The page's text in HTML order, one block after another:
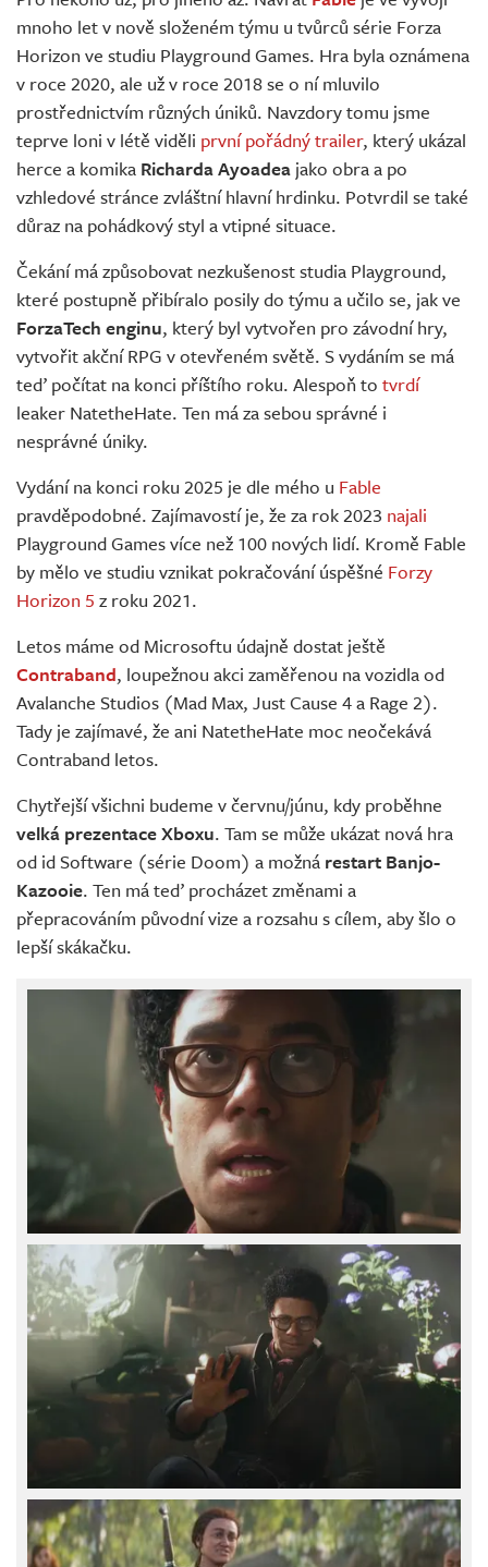
Živě
mnoho let v nově složeném týmu u tvůrců série Forza
Horizon ve studiu Playground Games. Hra byla oznámena
v roce 2020, ale už v roce 2018 se o ní mluvilo
prostřednictvím různých úniků. Navzdory tomu jsme
teprve loni v létě viděli první pořádný trailer, který ukázal
herce a komika Richarda Ayoadea jako obra a po
vzhledové stránce zvláštní hlavní hrdinku. Potvrdil se také
důraz na pohádkový styl a vtipné situace.
Čekání má způsobovat nezkušenost studia Playground,
které postupně přibíralo posily do týmu a učilo se, jak ve
ForzaTech enginu, který byl vytvořen pro závodní hry,
vytvořit akční RPG v otevřeném světě. S vydáním se má
teď počítat na konci příštího roku. Alespoň to tvrdí
leaker NatetheHate. Ten má za sebou správné i
nesprávné úniky.
Vydání na konci roku 2025 je dle mého u Fable
pravděpodobné. Zajímavostí je, že za rok 2023 najali
Playground Games více než 100 nových lidí. Kromě Fable
by mělo ve studiu vznikat pokračování úspěšné Forzy
Horizon 5 z roku 2021.
Letos máme od Microsoftu údajně dostat ještě
Contraband, loupežnou akci zaměřenou na vozidla od
Avalanche Studios (Mad Max, Just Cause 4 a Rage 2).
Tady je zajímavé, že ani NatetheHate moc neočekává
Contraband letos.
Chytřejší všichni budeme v červnu/júnu, kdy proběhne
velká prezentace Xboxu. Tam se může ukázat nová hra
od id Software (série Doom) a možná restart Banjo-
Kazooie. Ten má teď procházet změnami a
přepracováním původní vize a rozsahu s cílem, aby šlo o
lepší skákačku.